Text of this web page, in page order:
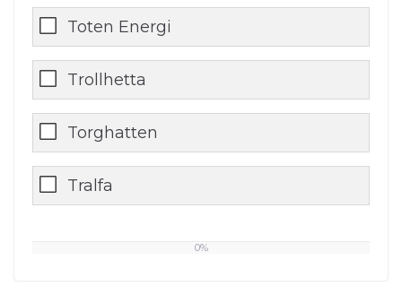
Toten Energi
Trollhetta
Torghatten
Tralfa
0%